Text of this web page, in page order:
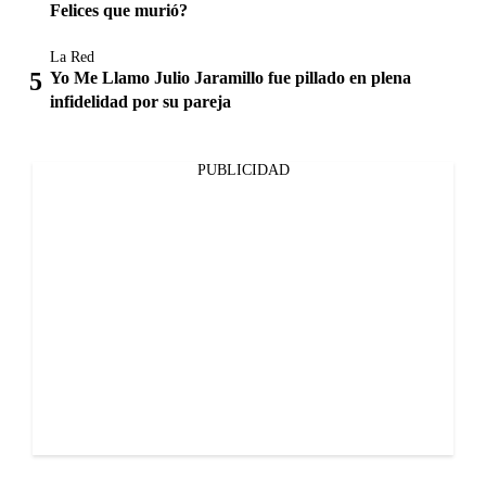
Felices que murió?
La Red
Yo Me Llamo Julio Jaramillo fue pillado en plena
infidelidad por su pareja
PUBLICIDAD